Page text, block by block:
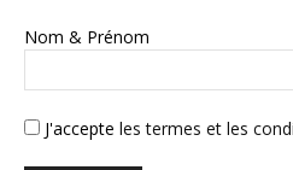
Nom & Prénom
J'accepte les termes et les